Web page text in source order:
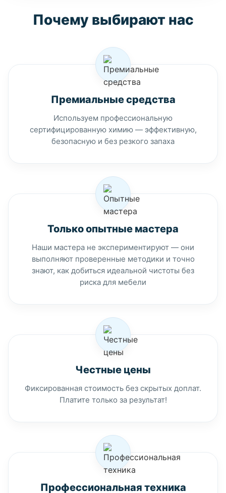
Почему выбирают нас
Премиальные средства
Используем профессиональную
сертифицированную химию — эффективную,
безопасную и без резкого запаха
Только опытные мастера
Наши мастера не экспериментируют — они
выполняют проверенные методики и точно
знают, как добиться идеальной чистоты без
риска для мебели
Честные цены
Фиксированная стоимость без скрытых доплат.
Платите только за результат!
Профессиональная техника